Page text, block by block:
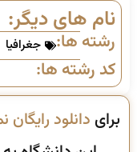
نام های دیگر:
رشته ها: جغرافیا
کد رشته ها:
برای دانلود